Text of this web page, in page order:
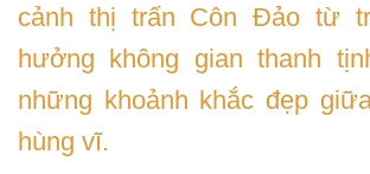
cảnh thị trấn Côn Đảo từ
hưởng không gian thanh
những khoảnh khắc đẹp
hùng vĩ.